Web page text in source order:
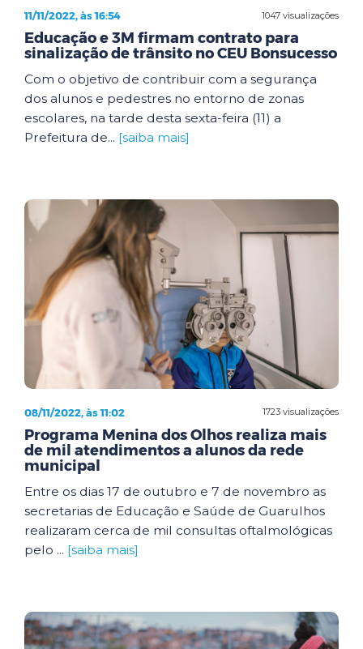
1047 visualizações
11/11/2022, às 16:54
Educação e 3M firmam contrato para
sinalização de trânsito no CEU Bonsucesso
Com o objetivo de contribuir com a segurança
dos alunos e pedestres no entorno de zonas
escolares, na tarde desta sexta-feira (11) a
Prefeitura de... [saiba mais]
1723 visualizações
08/11/2022, às 11:02
Programa Menina dos Olhos realiza mais
de mil atendimentos a alunos da rede
municipal
Entre os dias 17 de outubro e 7 de novembro as
secretarias de Educação e Saúde de Guarulhos
realizaram cerca de mil consultas oftalmológicas
pelo ... [saiba mais]